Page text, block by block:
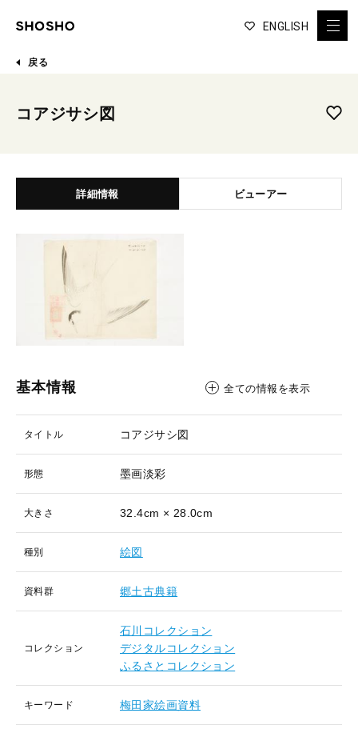
ENGLISH
戻る
コアジサシ図
詳細情報 ビューアー
基本情報 全ての情報を表示
タイトル コアジサシ図
形態 墨画淡彩
大きさ 32.4cm × 28.0cm
種別 絵図
資料群 郷土古典籍
コレクション
石川コレクション
デジタルコレクション
ふるさとコレクション
キーワード 梅田家絵画資料